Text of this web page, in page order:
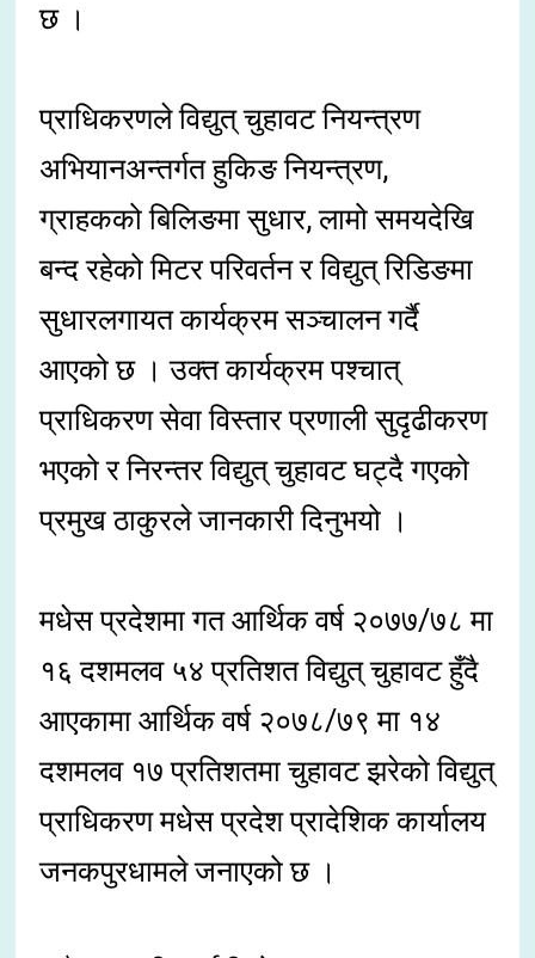
छ ।
प्राधिकरणले विद्युत् चुहावट नियन्त्रण
अभियानअन्तर्गत हुकिङ नियन्त्रण,
ग्राहकको बिलिङमा सुधार, लामो समयदेखि
बन्द रहेको मिटर परिवर्तन र विद्युत् रिडिङमा
सुधारलगायत कार्यक्रम सञ्चालन गर्दै
आएको छ । उक्त कार्यक्रम पश्चात्
प्राधिकरण सेवा विस्तार प्रणाली सुदृढीकरण
भएको र निरन्तर विद्युत् चुहावट घट्दै गएको
प्रमुख ठाकुरले जानकारी दिनुभयो ।
मधेस प्रदेशमा गत आर्थिक वर्ष २०७७/७८ मा
१६ दशमलव ५४ प्रतिशत विद्युत् चुहावट हुँदै
आएकामा आर्थिक वर्ष २०७८/७९ मा १४
दशमलव १७ प्रतिशतमा चुहावट झरेको विद्युत्
प्राधिकरण मधेस प्रदेश प्रादेशिक कार्यालय
जनकपुरधामले जनाएको छ ।